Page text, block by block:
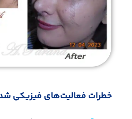
خطرات فعالیتهای فیزیکی